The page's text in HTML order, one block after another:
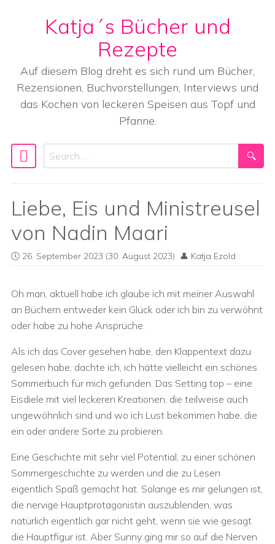
Skip to content
Katja´s Bücher und
Rezepte
Auf diesem Blog dreht es sich rund um Bücher,
Rezensionen, Buchvorstellungen, Interviews und
das Kochen von leckeren Speisen aus Topf und
Pfanne.
Main Navigation
Search
Liebe, Eis und Ministreusel
von Nadin Maari
26. September 2023 (30. August 2023) Katja Ezold
Oh man, aktuell habe ich glaube ich mit meiner Auswahl
an Büchern entweder kein Glück oder ich bin zu verwöhnt
oder habe zu hohe Ansprüche.
Als ich das Cover gesehen habe, den Klappentext dazu
gelesen habe, dachte ich, ich hätte vielleicht ein schönes
Sommerbuch für mich gefunden. Das Setting top – eine
Eisdiele mit viel leckeren Kreationen, die teilweise auch
ungewöhnlich sind und wo ich Lust bekommen habe, die
ein oder andere Sorte zu probieren.
Eine Geschichte mit sehr viel Potential, zu einer schönen
Sommergeschichte zu werden und die zu Lesen
eigentlich Spaß gemacht hat. Solange es mir gelungen ist,
die nervige Hauptprotagonistin auszublenden, was
natürlich eigentlich gar nicht geht, wenn sie wie gesagt
die Hauptfigur ist. Aber Sunny ging mir so auf die Nerven